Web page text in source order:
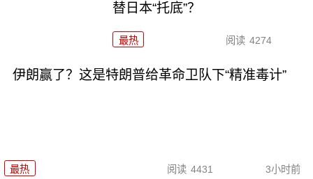
替日本“托底”？
最热 阅读 4274
伊朗赢了？这是特朗普给革命卫队下“精准毒计”
最热 阅读 4431 3小时前